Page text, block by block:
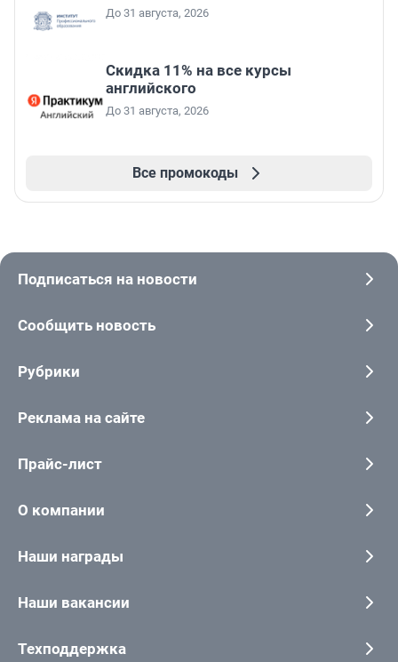
До 31 августа, 2026
Скидка 11% на все курсы
английского
До 31 августа, 2026
Все промокоды
Подписаться на новости
Сообщить новость
Рубрики
Реклама на сайте
Прайс-лист
О компании
Наши награды
Наши вакансии
Техподдержка